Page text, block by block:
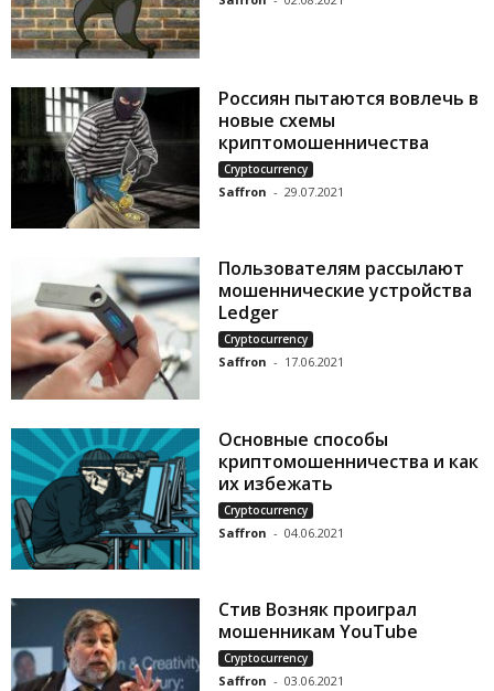
Россиян пытаются вовлечь в
новые схемы
криптомошенничества
Cryptocurrency
Saffron - 29.07.2021
Пользователям рассылают
мошеннические устройства
Ledger
Cryptocurrency
Saffron - 17.06.2021
Основные способы
криптомошенничества и как
их избежать
Cryptocurrency
Saffron - 04.06.2021
Стив Возняк проиграл
мошенникам YouTube
Cryptocurrency
Saffron - 03.06.2021